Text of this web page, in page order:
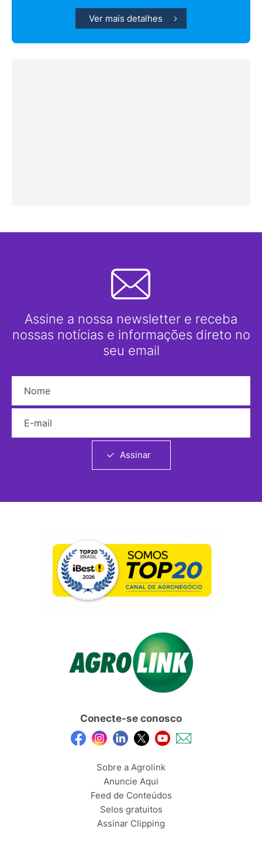
Ver mais detalhes
Assine a nossa newsletter e receba
nossas notícias e informações direto no
seu email
Assinar
Conecte-se conosco
Sobre a Agrolink
Anuncie Aqui
Feed de Conteúdos
Selos gratuitos
Assinar Clipping